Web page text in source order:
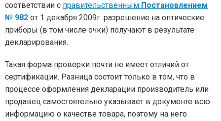
соответствии с правительственным Постановлением
№ 982 от 1 декабря 2009г. разрешение на оптические
приборы (в том числе очки) получают в результате
декларирования.
Такая форма проверки почти не имеет отличий от
сертификации. Разница состоит только в том, что в
процессе оформления декларации производитель или
продавец самостоятельно указывает в документе всю
информацию о качестве товара, поэтому на него